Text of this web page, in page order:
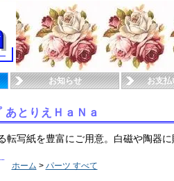
お知らせ お支払
あとりえＨａＮａ
転写紙を豊富にご用意。白磁や陶器
ホーム > パーツ すべて